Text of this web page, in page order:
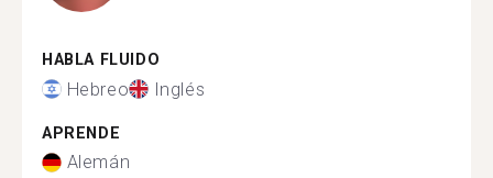
HABLA FLUIDO
Hebreo Inglés
APRENDE
Alemán